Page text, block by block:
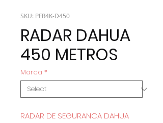
SKU: PFR4K-D450
RADAR DAHUA
450 METROS
Marca *
RADAR DE SEGURANCA DAHUA